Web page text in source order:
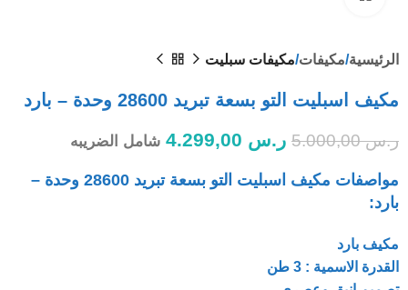
الرئيسية مكيفات مكيفات سبليت
مكيف اسبليت التو بسعة تبريد 28600 وحدة – بارد
ر.س5.000,00 ر.س شامل الضريبه
مواصفات مكيف اسبليت التو بسعة تبريد 28600 وحدة –
بارد:
مكيف بارد
القدرة الاسمية : 3 طن